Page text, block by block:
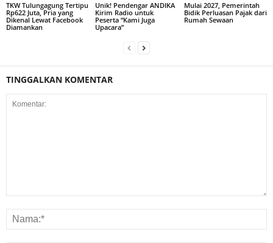
TKW Tulungagung Tertipu
Rp622 Juta, Pria yang
Dikenal Lewat Facebook
Diamankan
Unik! Pendengar ANDIKA
Kirim Radio untuk
Peserta “Kami Juga
Upacara”
Mulai 2027, Pemerintah
Bidik Perluasan Pajak dari
Rumah Sewaan
TINGGALKAN KOMENTAR